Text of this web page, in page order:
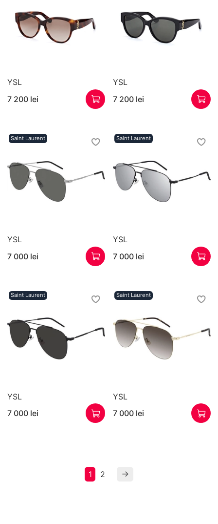
YSL
7 200 lei
YSL
7 200 lei
Saint Laurent
YSL
7 000 lei
Saint Laurent
YSL
7 000 lei
Saint Laurent
YSL
7 000 lei
Saint Laurent
YSL
7 000 lei
1 2